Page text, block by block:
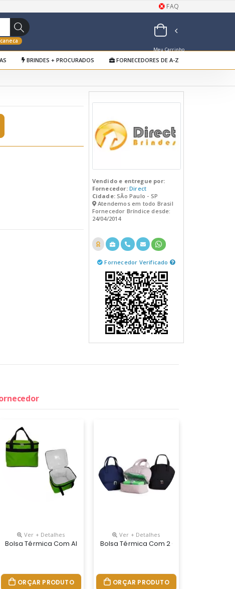
FAQ
caneca
Meu Carrinho
de Orçamentos
BRINDES + PROCURADOS FORNECEDORES DE A-Z
Vendido e entregue por:
Fornecedor: Direct
Cidade:SÃo Paulo - SP
Atendemos em todo Brasil
Fornecedor Bríndice desde:
24/04/2014
Fornecedor Verificado
Ver + Detalhes
Bolsa Térmica Com Alça De Mão
ORÇAR PRODUTO
Ver + Detalhes
Bolsa Térmica Com 2 Compartimentos
ORÇAR PRODUTO